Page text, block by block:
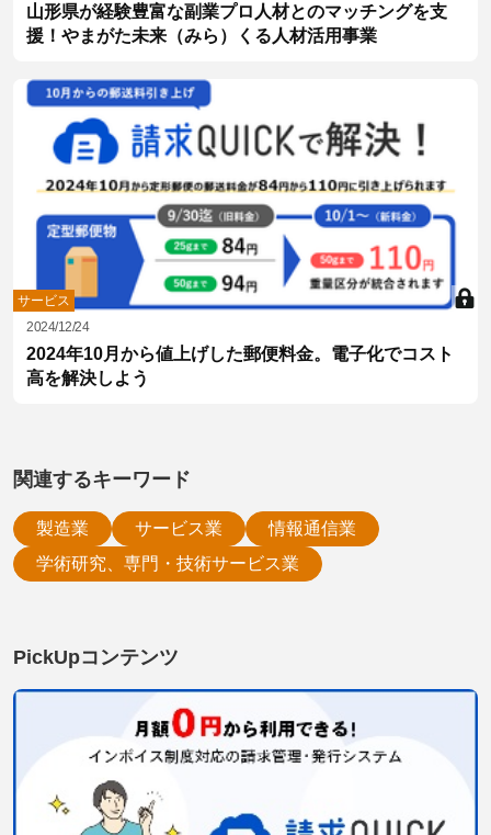
山形県が経験豊富な副業プロ人材とのマッチングを支
援！やまがた未来（みら）くる人材活用事業
サービス
2024/12/24
2024年10月から値上げした郵便料金。電子化でコスト
高を解決しよう
関連するキーワード
製造業 サービス業
情報通信業
学術研究、専門・技術サービス業
PickUpコンテンツ